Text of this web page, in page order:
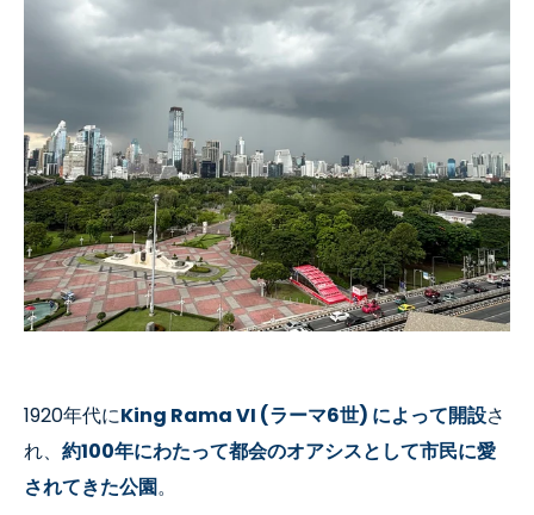
1920年代にKing Rama VI (ラーマ6世) によって開設さ
れ、 約100年にわたって都会のオアシスとして市民に愛
されてきた公園。